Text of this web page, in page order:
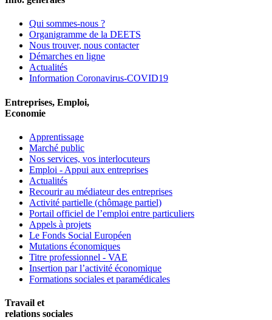
Qui sommes-nous ?
Organigramme de la DEETS
Nous trouver, nous contacter
Démarches en ligne
Actualités
Information Coronavirus-COVID19
Entreprises, Emploi,
Economie
Apprentissage
Marché public
Nos services, vos interlocuteurs
Emploi - Appui aux entreprises
Actualités
Recourir au médiateur des entreprises
Activité partielle (chômage partiel)
Portail officiel de l’emploi entre particuliers
Appels à projets
Le Fonds Social Européen
Mutations économiques
Titre professionnel - VAE
Insertion par l’activité économique
Formations sociales et paramédicales
Travail et
relations sociales